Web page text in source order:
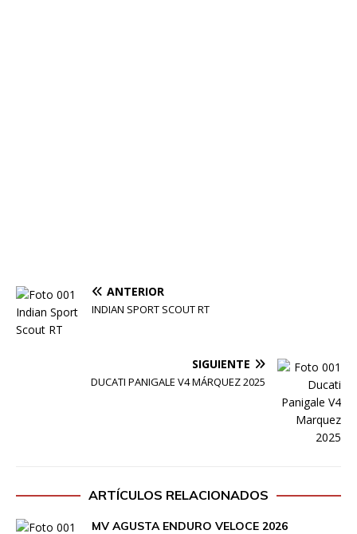
ANTERIOR
INDIAN SPORT SCOUT RT
SIGUIENTE
DUCATI PANIGALE V4 MÁRQUEZ 2025
ARTÍCULOS RELACIONADOS
MV AGUSTA ENDURO VELOCE 2026